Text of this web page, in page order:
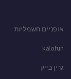
אופניים חשמליות
kalofun
גרין בייק